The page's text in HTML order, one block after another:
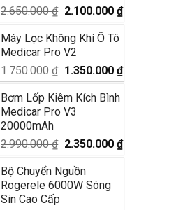
2.650.000₫ Giá
gốc
là:
2.650.000 ₫.
2.100.000₫Giá
hiện
2.100.000 ₫.
Máy Lọc Không Khí Ô Tô
Medicar Pro V2
1.750.000₫ Giá
gốc
là:
1.750.000 ₫.
1.350.000₫Giá
hiện
Bơm Lốp Kiêm Kích Bình
Medicar Pro V3
20000mAh
2.990.000₫ Giá
gốc
là:
2.990.000 ₫.
2.350.000₫Giá
hiện
Bộ Chuyển Nguồn
Rogerele 6000W Sóng
Sin Cao Cấp